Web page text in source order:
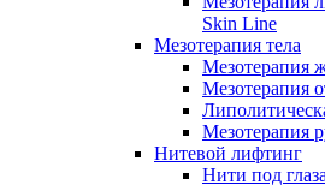
Skin Line
Мезотерапия тела
Мезотерапия
Мезотерапия
Мезотерапия
Нитевой лифтинг
Нити под глаза